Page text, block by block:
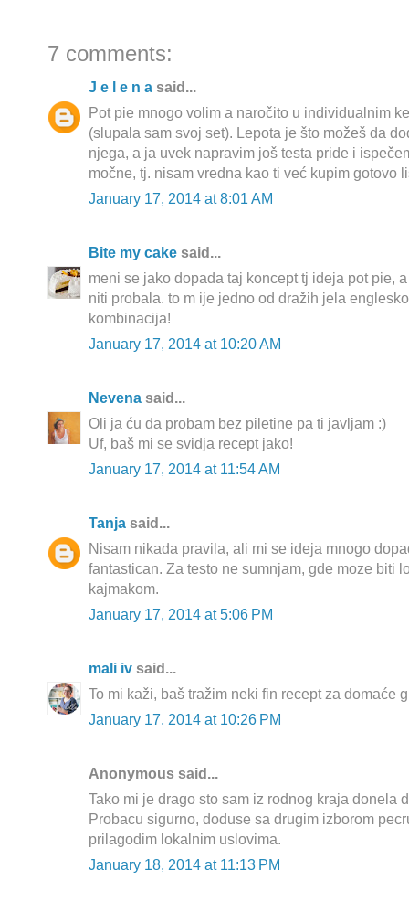
7 comments:
J e l e n a said...
Pot pie mnogo volim a naročito u individualnim
(slupala sam svoj set). Lepota je što možeš da
njega, a ja uvek napravim još testa pride i
močne, tj. nisam vredna kao ti već kupim gotovo
January 17, 2014 at 8:01 AM
Bite my cake said...
meni se jako dopada taj koncept tj ideja pot pie,
niti probala. to m ije jedno od dražih jela
kombinacija!
January 17, 2014 at 10:20 AM
Nevena said...
Oli ja ću da probam bez piletine pa ti javljam :)
Uf, baš mi se svidja recept jako!
January 17, 2014 at 11:54 AM
Tanja said...
Nisam nikada pravila, ali mi se ideja mnogo
fantastican. Za testo ne sumnjam, gde moze biti
kajmakom.
January 17, 2014 at 5:06 PM
mali iv said...
To mi kaži, baš tražim neki fin recept za domaće
January 17, 2014 at 10:26 PM
Anonymous said...
Tako mi je drago sto sam iz rodnog kraja donela
Probacu sigurno, doduse sa drugim izborom
prilagodim lokalnim uslovima.
January 18, 2014 at 11:13 PM